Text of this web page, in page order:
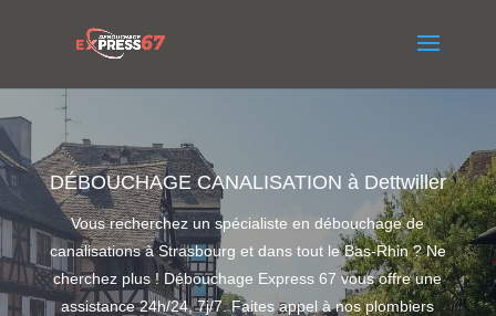
DÉBOUCHAGE CANALISATION à Dettwiller
Vous recherchez un spécialiste en débouchage de
canalisations à Strasbourg et dans tout le Bas-Rhin ? Ne
cherchez plus ! Débouchage Express 67 vous offre une
assistance 24h/24, 7j/7. Faites appel à nos plombiers